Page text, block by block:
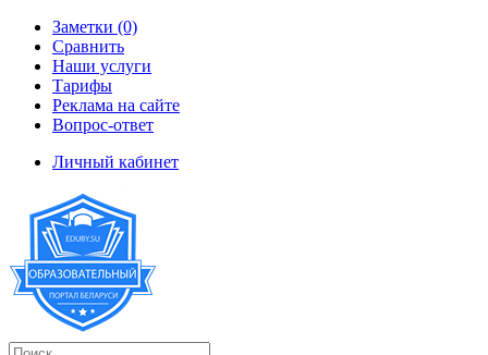
Заметки (0)
Сравнить
Наши услуги
Тарифы
Реклама на сайте
Вопрос-ответ
Личный кабинет